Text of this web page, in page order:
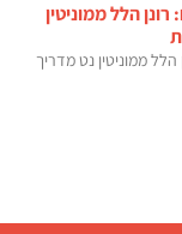
הלל ממוניטין
הלל ממוניטין נט מדריך